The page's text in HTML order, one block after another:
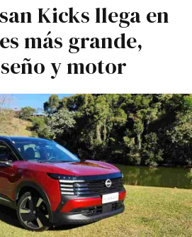
Kicks llega en
más grande,
y motor